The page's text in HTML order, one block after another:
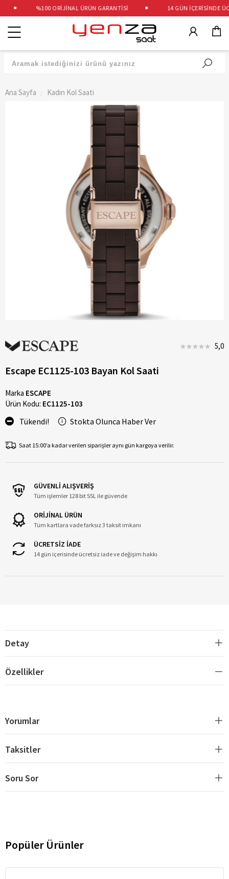
%100 ORİJİNAL ÜRÜN GARANTİSİ 14 GÜN İÇERİSİNDE
Kategoriler
Ana Sayfa Kadın Kol Saati
5,0
Escape EC1125-103 Bayan Kol Saati
Marka ESCAPE
Ürün Kodu: EC1125-103
Tükendi! Stokta Olunca Haber Ver
Saat 15:00’a kadar verilen siparişler aynı gün kargoya verilir.
GÜVENLİ ALIŞVERİŞ
Tüm işlemler 128 bit SSL ile güvende
ORİJİNAL ÜRÜN
Tüm kartlara vade farksız 3 taksit imkanı
ÜCRETSİZ İADE
14 gün içerisinde ücretsiz iade ve değişim hakkı
Detay
Özellikler
Yorumlar
Taksitler
Soru Sor
Popüler Ürünler